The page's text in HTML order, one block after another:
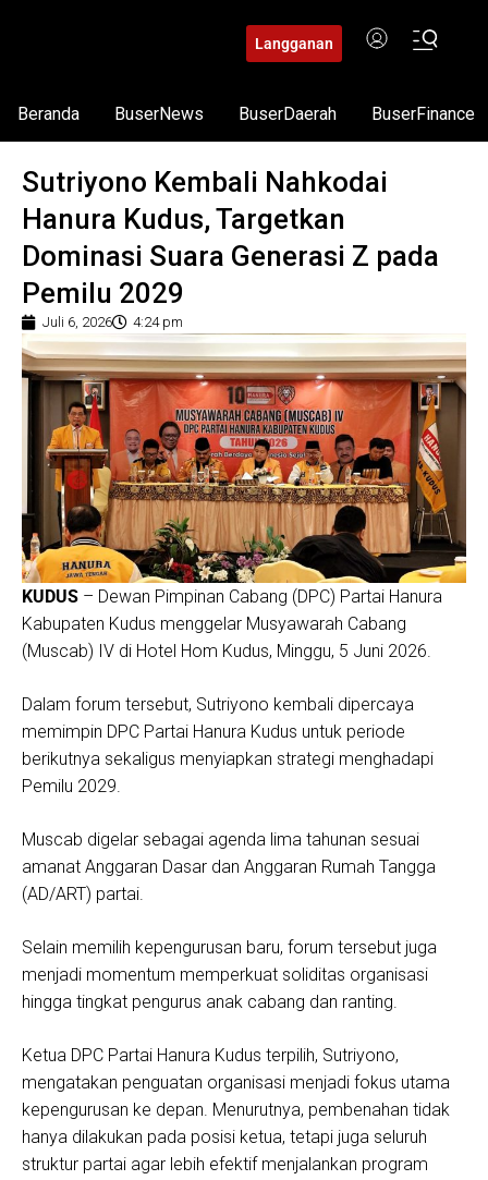
Langganan
Beranda BuserNews BuserDaerah BuserFinance
Sutriyono Kembali Nahkodai
Hanura Kudus, Targetkan
Dominasi Suara Generasi Z pada
Pemilu 2029
Juli 6, 2026 4:24 pm
KUDUS – Dewan Pimpinan Cabang (DPC) Partai Hanura
Kabupaten Kudus menggelar Musyawarah Cabang
(Muscab) IV di Hotel Hom Kudus, Minggu, 5 Juni 2026.
Dalam forum tersebut, Sutriyono kembali dipercaya
memimpin DPC Partai Hanura Kudus untuk periode
berikutnya sekaligus menyiapkan strategi menghadapi
Pemilu 2029.
Muscab digelar sebagai agenda lima tahunan sesuai
amanat Anggaran Dasar dan Anggaran Rumah Tangga
(AD/ART) partai.
Selain memilih kepengurusan baru, forum tersebut juga
menjadi momentum memperkuat soliditas organisasi
hingga tingkat pengurus anak cabang dan ranting.
Ketua DPC Partai Hanura Kudus terpilih, Sutriyono,
mengatakan penguatan organisasi menjadi fokus utama
kepengurusan ke depan. Menurutnya, pembenahan tidak
hanya dilakukan pada posisi ketua, tetapi juga seluruh
struktur partai agar lebih efektif menjalankan program